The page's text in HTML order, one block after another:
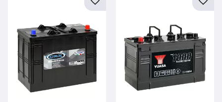
Lägg till i favoriter